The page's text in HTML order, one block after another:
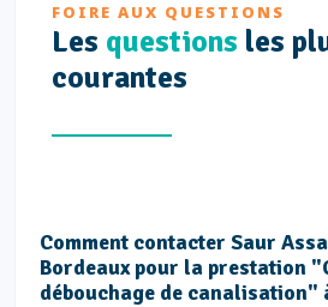
FOIRE AUX QUESTIONS
Les questions les
courantes
Comment contacter Saur
Bordeaux pour la prestation
débouchage de canalisation"